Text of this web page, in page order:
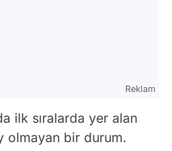
Reklam
ilk sıralarda yer alan
olmayan bir durum.